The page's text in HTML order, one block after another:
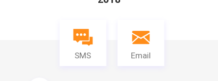
SMS Email